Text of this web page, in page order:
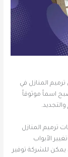
المنازل في
اسماً موثوقاً
ترميم المنازل
الأبواب
يمكن للشركة توفير